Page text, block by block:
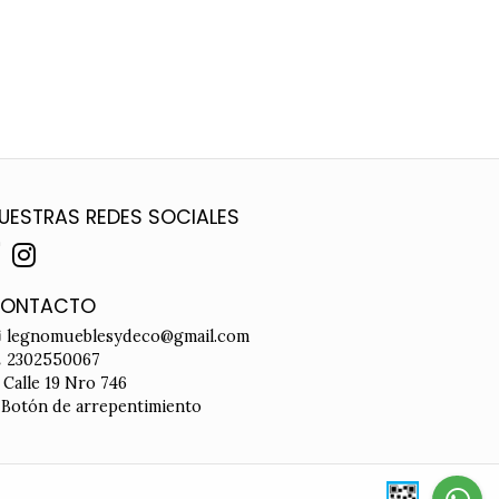
REDES SOCIALES
legnomueblesydeco@gmail.com
2302550067
Calle 19 Nro 746
de arrepentimiento